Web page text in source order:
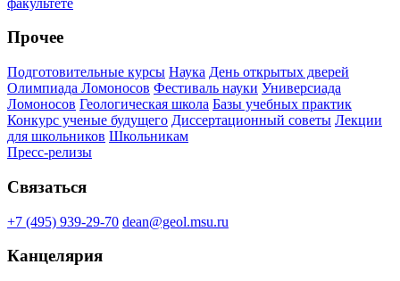
Прочее
Подготовительные курсы Наука День открытых дверей
Олимпиада Ломоносов Фестиваль науки Универсиада
Ломоносов Геологическая школа Базы учебных практик
Конкурс ученые будущего Диссертационный советы Лекции
для школьников Школьникам
Пресс-релизы
Связаться
+7 (495) 939-29-70 dean@geol.msu.ru
Канцелярия